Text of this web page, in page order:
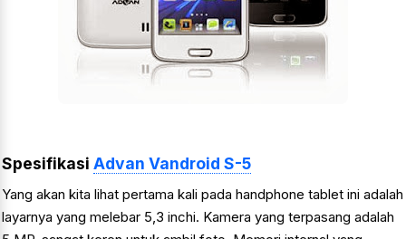
Spesifikasi Advan Vandroid S-5
Yang akan kita lihat pertama kali pada handphone tablet ini adalah
layarnya yang melebar 5,3 inchi. Kamera yang terpasang adalah